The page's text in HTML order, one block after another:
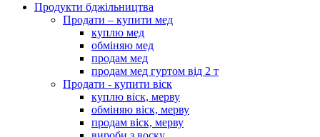
Продукти бджільництва
Продати – купити мед
куплю мед
обміняю мед
продам мед
продам мед гуртом від 2 т
Продати - купити віск
куплю віск, мерву
обміняю віск, мерву
продам віск, мерву